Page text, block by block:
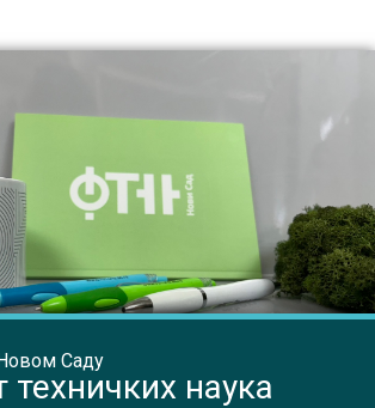
Саду
техничких наука